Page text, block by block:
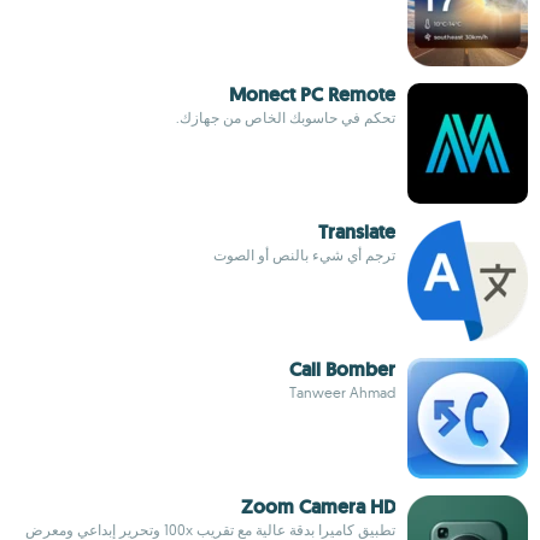
Monect PC Remote
تحكم في حاسوبك الخاص من جهازك.
Translate
ترجم أي شيء بالنص أو الصوت
Call Bomber
Tanweer Ahmad
Zoom Camera HD
تطبيق كاميرا بدقة عالية مع تقريب 100x وتحرير إبداعي ومعرض